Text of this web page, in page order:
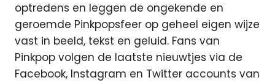
optredens en leggen de ongekende en
geroemde Pinkpopsfeer op geheel eigen wijze
vast in beeld, tekst en geluid. Fans van
Pinkpop volgen de laatste nieuwtjes via de
Facebook, Instagram en Twitter accounts van